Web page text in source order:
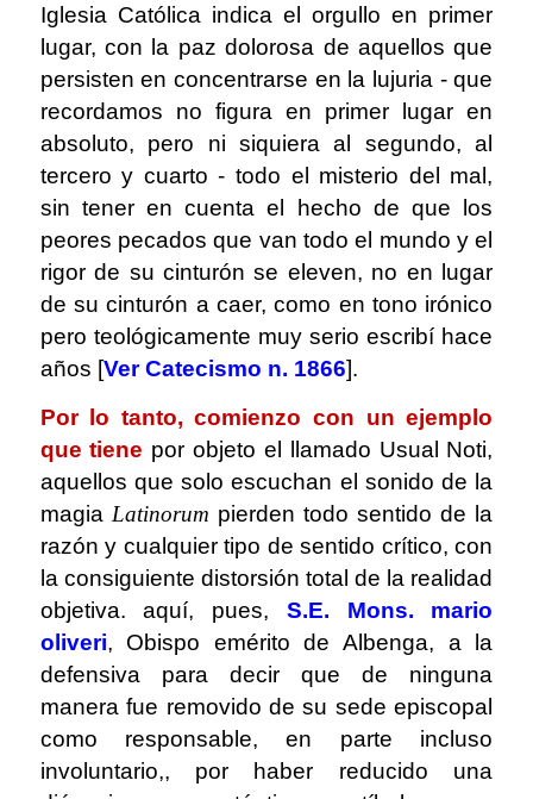
Iglesia Católica indica el orgullo en primer
lugar, con la paz dolorosa de aquellos que
persisten en concentrarse en la lujuria - que
recordamos no figura en primer lugar en
absoluto, pero ni siquiera al segundo, al
tercero y cuarto - todo el misterio del mal,
sin tener en cuenta el hecho de que los
peores pecados que van todo el mundo y el
rigor de su cinturón se eleven, no en lugar
de su cinturón a caer, como en tono irónico
pero teológicamente muy serio escribí hace
años [Ver Catecismo n. 1866].
Por lo tanto, comienzo con un ejemplo
que tiene por objeto el llamado Usual Noti,
aquellos que solo escuchan el sonido de la
magia Latinorum pierden todo sentido de la
razón y cualquier tipo de sentido crítico, con
la consiguiente distorsión total de la realidad
objetiva. aquí, pues, S.E. Mons. mario
oliveri, Obispo emérito de Albenga, a la
defensiva para decir que de ninguna
manera fue removido de su sede episcopal
como responsable, en parte incluso
involuntario,, por haber reducido una